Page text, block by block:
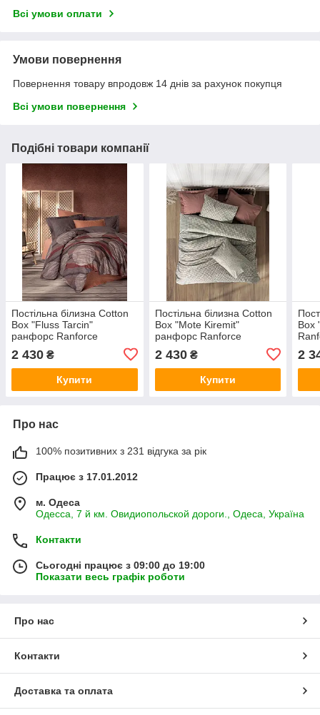
Всі умови оплати
Умови повернення
Повернення товару впродовж 14 днів за рахунок покупця
Всі умови повернення
Подібні товари компанії
Постільна білизна Cotton
Box "Fluss Tarcin"
ранфорс Ranforce
бавовняна євро розміру
Туреччина
2 430 ₴
Купити
Постільна білизна Cotton
Box "Mote Kiremit"
ранфорс Ranforce
бавовняна євро розміру
Туреччина
2 430₴
Купити
Box
2
Про нас
100% позитивних з 231 відгука за рік
Працює з 17.01.2012
м. Одеса
Одесса, 7 й км. Овидиопольской дороги., Одеса, Україна
Контакти
Сьогодні працює з 09:00 до 19:00
Показати весь графік роботи
Про нас
Контакти
Доставка та оплата